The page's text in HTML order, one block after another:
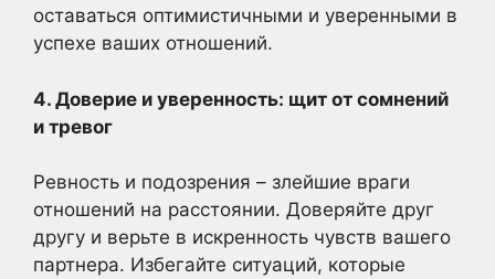
оставаться оптимистичными и уверенными в
успехе ваших отношений.
4. Доверие и уверенность: щит от сомнений
и тревог
Ревность и подозрения – злейшие враги
отношений на расстоянии. Доверяйте друг
другу и верьте в искренность чувств вашего
партнера. Избегайте ситуаций, которые